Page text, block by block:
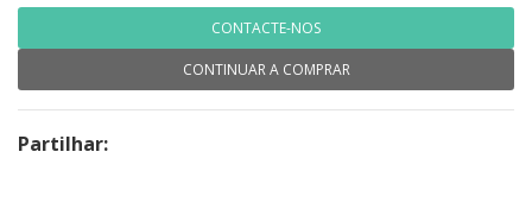
CONTACTE-NOS
CONTINUAR A COMPRAR
Partilhar: